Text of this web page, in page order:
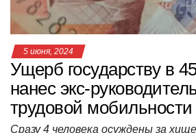
5 июня, 2024
Ущерб государству в
нанес экс-
трудовой
Сразу 4 человека осуждены за